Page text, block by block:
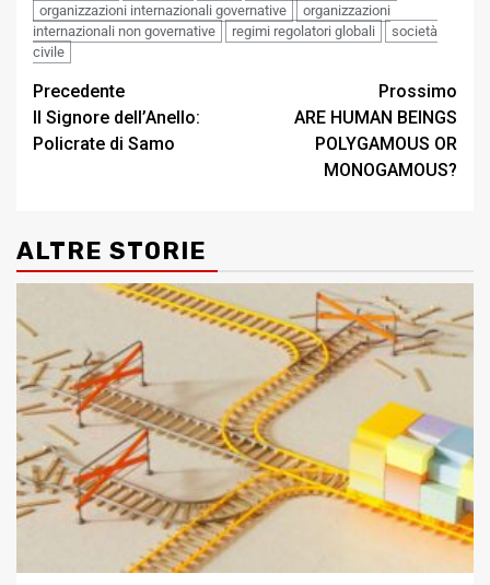
organizzazioni internazionali governative
organizzazioni
internazionali non governative
regimi regolatori globali
società
civile
Post
navigation
Precedente
Il Signore dell’Anello:
Policrate di Samo
Prossimo
ARE HUMAN BEINGS
POLYGAMOUS OR
MONOGAMOUS?
ALTRE STORIE